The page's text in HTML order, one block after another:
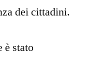
dei cittadini.
è stato